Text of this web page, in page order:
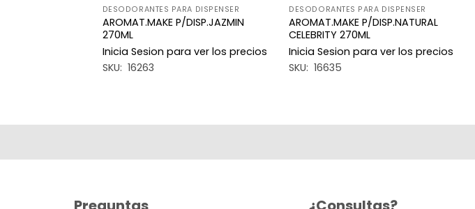
DESODORANTES PARA DISPENSER
AROMAT.MAKE P/DISP.JAZMIN
270ML
Inicia Sesion para ver los precios
SKU: 16263
DESODORANTES PARA DISPENSER
AROMAT.MAKE P/DISP.NATURAL
CELEBRITY 270ML
Inicia Sesion para ver los precios
SKU: 16635